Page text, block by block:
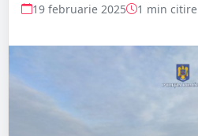
19 februarie 2025 1 min citire